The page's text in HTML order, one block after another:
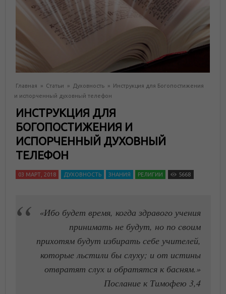
Главная » Статьи » Духовность »
Инструкция для Богопостижения
и испорченный духовный телефон
ИНСТРУКЦИЯ ДЛЯ
БОГОПОСТИЖЕНИЯ И
ИСПОРЧЕННЫЙ ДУХОВНЫЙ
ТЕЛЕФОН
03 МАРТ, 2018 ДУХОВНОСТЬ ЗНАНИЯ РЕЛИГИИ 5668
«Ибо будет время, когда здравого учения
принимать не будут, но по своим
прихотям будут избирать себе учителей,
которые льстили бы слуху; и от истины
отвратят слух и обратятся к басням.»
Послание к Тимофею 3,4